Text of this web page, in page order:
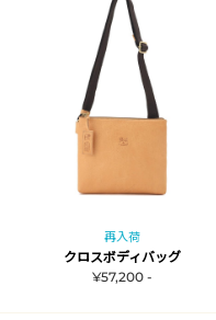
再入荷
クロスボディバッグ
¥57,200 -